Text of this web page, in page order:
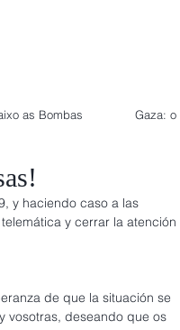
as Bombas Gaza: o
y haciendo caso a las
y cerrar la atención
de que la situación se
vosotras, deseando que os